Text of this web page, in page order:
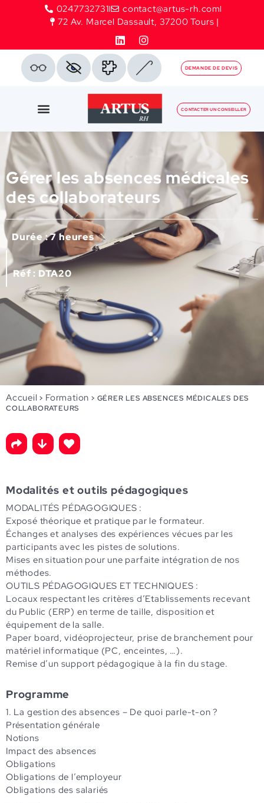
0247732731
contact@artus-rh.com
72 Av. Marcel Dassault, 37200 Tours |
DEMANDE DE DEVIS
CONTACTER UN CONSEILLER
Gérer les absences médicales
des collaborateurs
Durée : 7 heures
Réf : DTA20
Accueil > Formation > GÉRER LES ABSENCES MÉDICALES DES
COLLABORATEURS
Modalités et outils pédagogiques
MODALITÉS PÉDAGOGIQUES :
Exposé théorique et pratique par le formateur.
Échanges et analyses des expériences vécues par les
participants avec les pistes de solutions.
Mises en situation pour une parfaite intégration de nos
méthodes.
OUTILS PÉDAGOGIQUES ET TECHNIQUES :
Locaux respectant les critères d’Etablissements recevant
du Public (ERP) en terme de taille, disposition et
équipement de la salle.
Paper board, vidéoprojecteur, prise de branchement pour
matériel informatique (PC, enceintes, …).
Remise d’un support pédagogique à la fin du stage.
Programme
1. La gestion des absences – De quoi parle-t-on ?
Présentation générale
Notions
Impact des absences
Obligations
Obligations de l’employeur
Obligations des salariés